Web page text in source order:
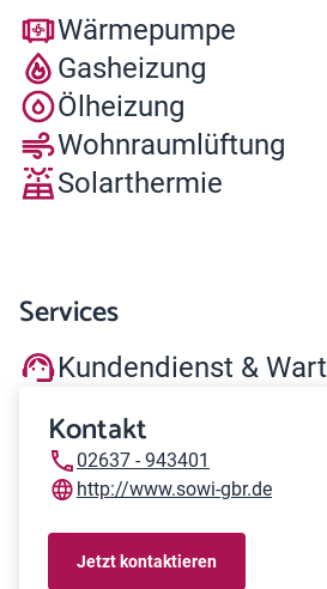
Wärmepumpe
Gasheizung
Ölheizung
Wohnraumlüftung
Solarthermie
Services
Kundendienst &
Kontakt
02637 - 943401
http://www.sowi-gbr.de
Jetzt kontaktieren